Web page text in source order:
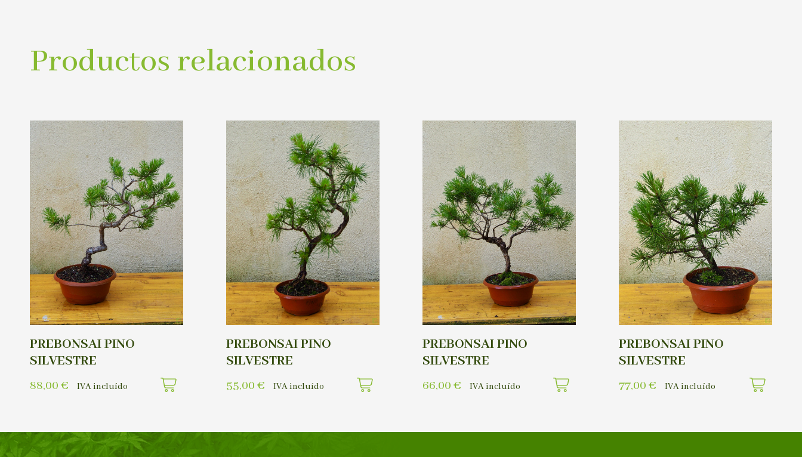
Productos relacionados
PREBONSAI PINO
SILVESTRE
88,00 € IVA incluído
PREBONSAI PINO
SILVESTRE
55,00 € IVA incluído
PREBONSAI PINO
SILVESTRE
66,00 € IVA incluído
PREBONSAI PINO
SILVESTRE
77,00 € IVA incluído